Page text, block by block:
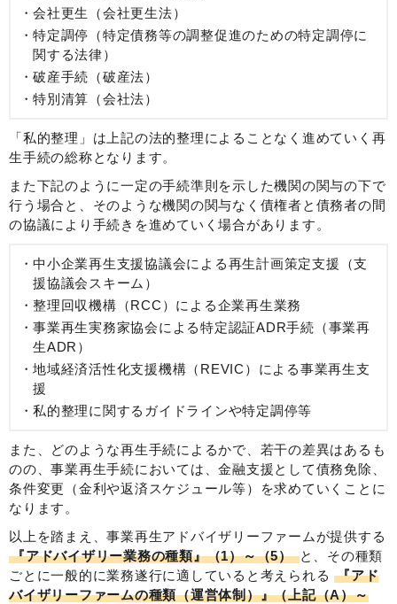
会社更生（会社更生法）
特定調停（特定債務等の調整促進のための特定調停に
関する法律）
破産手続（破産法）
特別清算（会社法）
「私的整理」は上記の法的整理によることなく進めていく再
生手続の総称となります。
また下記のように一定の手続準則を示した機関の関与の下で
行う場合と、そのような機関の関与なく債権者と債務者の間
の協議により手続きを進めていく場合があります。
中小企業再生支援協議会による再生計画策定支援（支
援協議会スキーム）
整理回収機構（RCC）による企業再生業務
事業再生実務家協会による特定認証ADR手続（事業再
生ADR）
地域経済活性化支援機構（REVIC）による事業再生支
援
私的整理に関するガイドラインや特定調停等
また、どのような再生手続によるかで、若干の差異はあるも
のの、事業再生手続においては、金融支援として債務免除、
条件変更（金利や返済スケジュール等）を求めていくことに
なります。
以上を踏まえ、事業再生アドバイザリーファームが提供する
『アドバイザリー業務の種類』（1）～（5）と、その種類
ごとに一般的に業務遂行に適していると考えられる 『アド
バイザリーファームの種類（運営体制）』（上記（A）～